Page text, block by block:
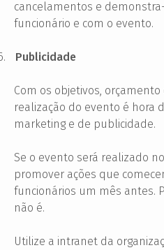
cancelamentos e
funcionário e com o evento.
Publicidade
Com os objetivos,
realização do evento é hora
marketing e de publicidade.
Se o evento será realizado
promover ações que
funcionários um mês antes.
não é.
Utilize a intranet da